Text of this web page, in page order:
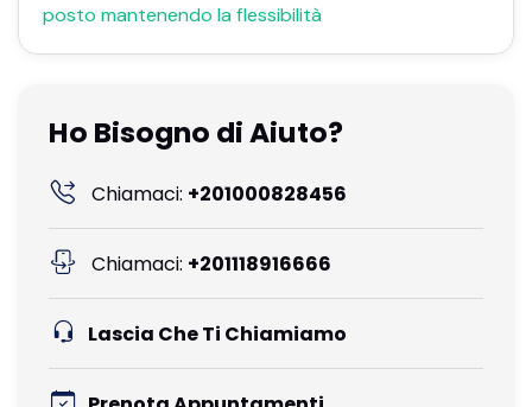
posto mantenendo la flessibilità
Ho Bisogno di Aiuto?
Chiamaci: +201000828456
Chiamaci: +201118916666
Lascia Che Ti Chiamiamo